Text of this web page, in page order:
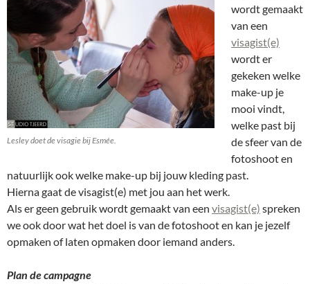
Lesley doet de visagie bij Esmée.
wordt gemaakt
van een
visagist(e)
wordt er
gekeken welke
make-up je
mooi vindt,
welke past bij
de sfeer van de
fotoshoot en
natuurlijk ook welke make-up bij jouw kleding past.
Hierna gaat de visagist(e) met jou aan het werk.
Als er geen gebruik wordt gemaakt van een visagist(e) spreken
we ook door wat het doel is van de fotoshoot en kan je jezelf
opmaken of laten opmaken door iemand anders.
Plan de campagne